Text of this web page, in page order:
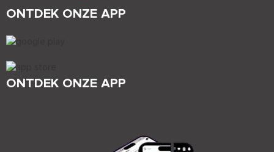
ONTDEK ONZE APP
ONTDEK ONZE APP